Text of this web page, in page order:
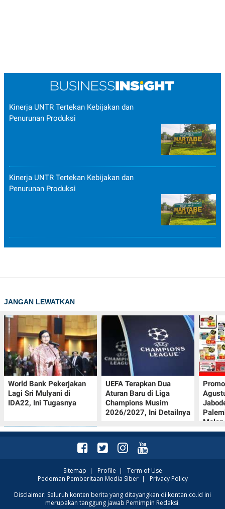
Kinerja UNTR Tertekan Kebijakan dan
Penurunan Produksi
Kinerja UNTR Tertekan Kebijakan dan
Penurunan Produksi
JANGAN LEWATKAN
World Bank Pekerjakan
Lagi Sri Mulyani di
IDA22, Ini Tugasnya
UEFA Terapkan Dua
Aturan Baru di Liga
Champions Musim
2026/2027, Ini Detailnya
Intip Prakiraan Cuaca
Sumsel Kamis (6/8):
Sitemap | Profile | Term of Use
Pedoman Pemberitaan Media Siber| Privacy Policy
Disclaimer: Seluruh konten berita yang ditayangkan di kontan.co.id ini
merupakan tanggung jawab Pemimpin Redaksi.